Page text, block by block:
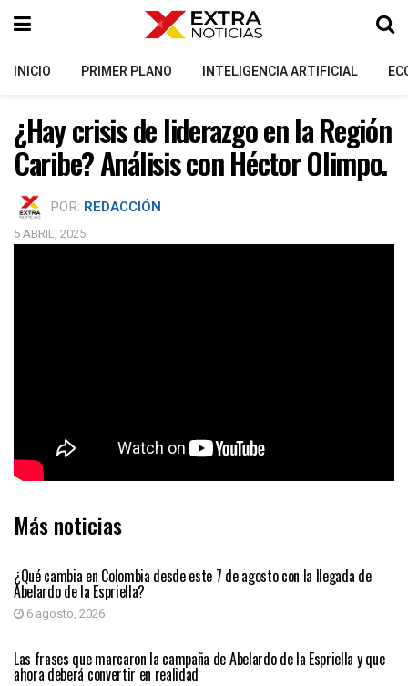
INICIO PRIMER PLANO INTELIGENCIA ARTIFICIAL
¿Hay crisis de liderazgo en la Región
Caribe? Análisis con Héctor Olimpo.
POR: REDACCIÓN
5 ABRIL, 2025
Más noticias
¿Qué cambia en Colombia desde este 7 de agosto con la llegada de
Abelardo de la Espriella?
6 agosto, 2026
PRIMER PLANO
Las frases que marcaron la campaña de Abelardo de la Espriella y que
ahora deberá convertir en realidad